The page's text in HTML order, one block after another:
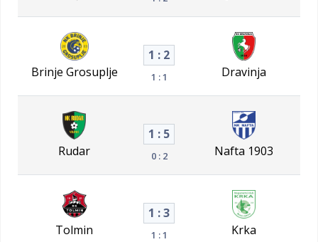
Brinje Grosuplje
1 : 2
1 : 1 Dravinja
Rudar
1 : 5
0 : 2 Nafta 1903
Tolmin
1 : 3
1 : 1 Krka